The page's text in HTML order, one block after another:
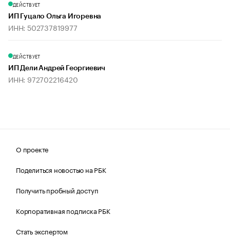
ДЕЙСТВУЕТ
ИП Гуцало Ольга Игоревна
ИНН: 502737819977
ДЕЙСТВУЕТ
ИП Дели Андрей Георгиевич
ИНН: 972702216420
О проекте
Поделиться новостью на РБК
Получить пробный доступ
Корпоративная подписка РБК
Стать экспертом